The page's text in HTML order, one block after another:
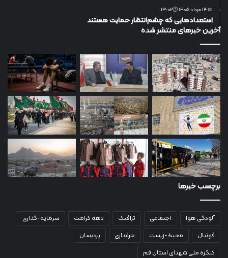
📅 14 مرداد 1405 🕙13:02
استعدادهایی که چشم‌انتظار حمایت هستند
آخرین خبرهای منتشر شده
برچسب خبرها
آلودگی هوا اجتماعی ترافیک دهه کرامت
سرمایه-گذاری
فوتبال
محیط-زیست مرغداری
پردیسان
کنگره ملی شهدای استان قم